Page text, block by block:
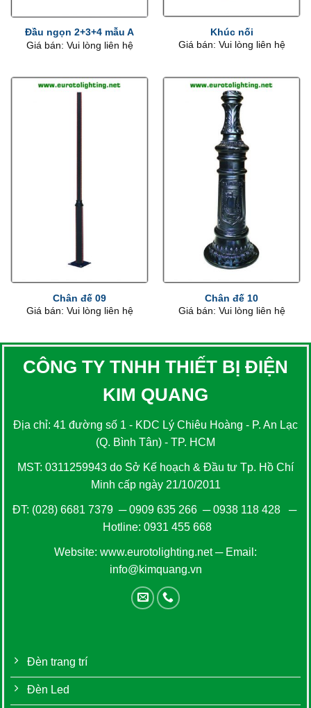
Đầu ngọn 2+3+4 mẫu A
Giá bán: Vui lòng liên hệ
Khúc nối
Giá bán: Vui lòng liên hệ
Chân đế 09
Giá bán: Vui lòng liên hệ
Chân đế 10
Giá bán: Vui lòng liên hệ
CÔNG TY TNHH THIẾT BỊ ĐIỆN
KIM QUANG
Địa chỉ: 41 đường số 1 - KDC Lý Chiêu Hoàng - P. An Lạc
(Q. Bình Tân) - TP. HCM
MST: 0311259943 do Sở Kế hoạch & Đầu tư Tp. Hồ Chí
Minh cấp ngày 21/10/2011
ĐT: (028) 6681 7379 ─0909 635 266─0938 118 428─
Hotline: 0931 455 668
Website: www.eurotolighting.net─ Email:
info@kimquang.vn
Đèn trang trí
Đèn Led